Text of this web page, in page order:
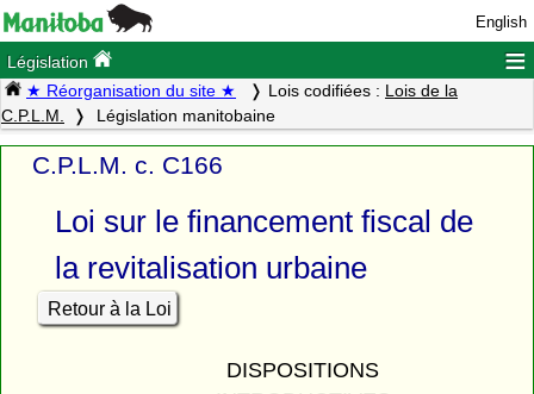
English
Législation ≡
★ Réorganisation du site ★ Lois codifiées : Lois de la
C.P.L.M.
Législation manitobaine
C.P.L.M. c. C166
Loi sur le financement fiscal de
la revitalisation urbaine
Retour à la Loi
DISPOSITIONS